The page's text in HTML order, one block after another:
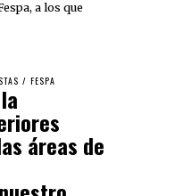
a los que
/ FESPA
áreas de